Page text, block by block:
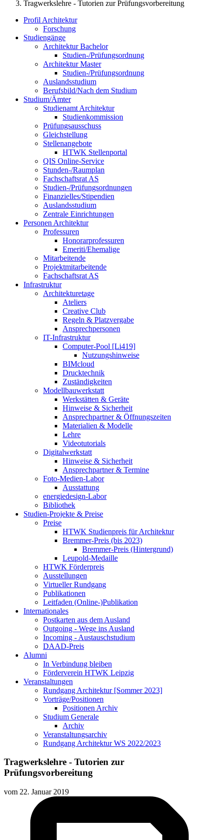
Tragwerkslehre - Tutorien zur Prüfungsvorbereitung
Profil Architektur
Forschung
Studiengänge
Architektur Bachelor
Studien-/Prüfungsordnung
Architektur Master
Studien-/Prüfungsordnung
Auslandsstudium
Berufsbild/Nach dem Studium
Studium/Ämter
Studienamt Architektur
Studienkommission
Prüfungsausschuss
Gleichstellung
Stellenangebote
HTWK Stellenportal
QIS Online-Service
Stunden-/Raumplan
Fachschaftsrat AS
Studien-/Prüfungsordnungen
Finanzielles/Stipendien
Auslandsstudium
Zentrale Einrichtungen
Personen Architektur
Professuren
Honorarprofessuren
Emeriti/Ehemalige
Mitarbeitende
Projektmitarbeitende
Fachschaftsrat AS
Infrastruktur
Architekturetage
Ateliers
Creative Club
Regeln & Platzvergabe
Ansprechpersonen
IT-Infrastruktur
Computer-Pool [Li419]
Nutzungshinweise
BIMcloud
Drucktechnik
Zuständigkeiten
Modellbauwerkstatt
Werkstätten & Geräte
Hinweise & Sicherheit
Ansprechpartner & Öffnungszeiten
Materialien & Modelle
Lehre
Videotutorials
Digitalwerkstatt
Hinweise & Sicherheit
Ansprechpartner & Termine
Foto-Medien-Labor
Ausstattung
energiedesign-Labor
Bibliothek
Studien-Projekte & Preise
Preise
HTWK Studienpreis für Architektur
Bremmer-Preis (bis 2023)
Bremmer-Preis (Hintergrund)
Leupold-Medaille
HTWK Förderpreis
Ausstellungen
Virtueller Rundgang
Publikationen
Leitfaden (Online-)Publikation
Internationales
Postkarten aus dem Ausland
Outgoing - Wege ins Ausland
Incoming - Austauschstudium
DAAD-Preis
Alumni
In Verbindung bleiben
Förderverein HTWK Leipzig
Veranstaltungen
Rundgang Architektur [Sommer 2023]
Vorträge/Positionen
Positionen Archiv
Studium Generale
Archiv
Veranstaltungsarchiv
Rundgang Architektur WS 2022/2023
Tragwerkslehre - Tutorien zur
Prüfungsvorbereitung
vom 22. Januar 2019